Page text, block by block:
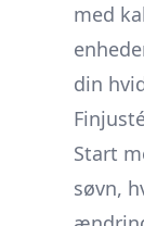
med
din
Start
søvn,